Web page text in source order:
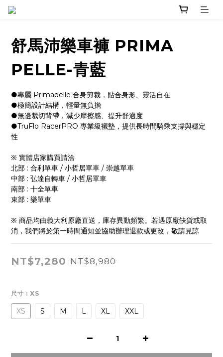
舒馬沛樂車褲 PRIMA
PELLE-青藍
●專屬 Primapelle 合身剪裁，貼合身形、靈活自在
●極簡設計結構，輕量無負擔
●無邊裁切背帶，減少摩擦感、提升舒適度
●TruFlo RacerPRO 專業級襯墊，提供長時間騎乘支撐與穩定
性
※ 實體店家購買請洽
北部 : 合利單車 / 小哲居單車 / 崇越單車
中部 : 弘達自轉車 / 小哲居單車
南部 : 十全單車
東部 : 樂單車
※ 商品均由義大利原廠直送，庫存異動頻繁。若遇原廠缺貨或取
消，我們將於第一時間通知並協助辦理退款或更改，敬請見諒
NT$7,280 NT$8,980
尺寸 : XS
XS S M L XL XXL